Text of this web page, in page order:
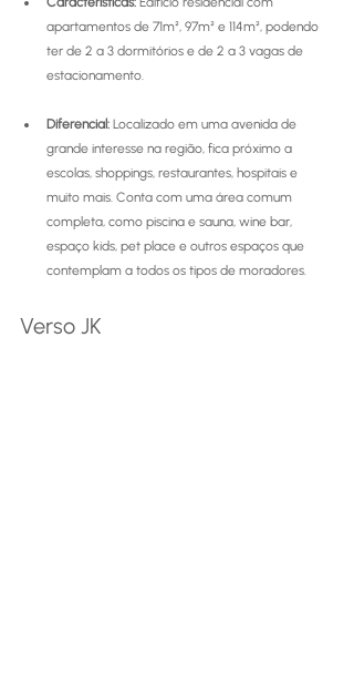
apartamentos de 71m², 97m² e 114m², podendo
ter de 2 a 3 dormitórios e de 2 a 3 vagas de
estacionamento.
Diferencial: Localizado em uma avenida de
grande interesse na região, fica próximo a
escolas, shoppings, restaurantes, hospitais e
muito mais. Conta com uma área comum
completa, como piscina e sauna, wine bar,
espaço kids, pet place e outros espaços que
contemplam a todos os tipos de moradores.
Verso JK